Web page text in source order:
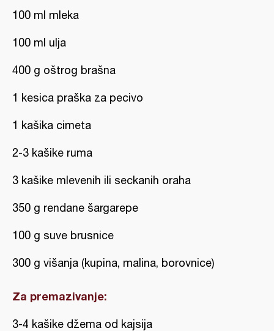
100 ml mleka
100 ml ulja
400 g oštrog brašna
1 kesica praška za pecivo
1 kašika cimeta
2-3 kašike ruma
3 kašike mlevenih ili seckanih oraha
350 g rendane šargarepe
100 g suve brusnice
300 g višanja (kupina, malina, borovnice)
Za premazivanje:
3-4 kašike džema od kajsija